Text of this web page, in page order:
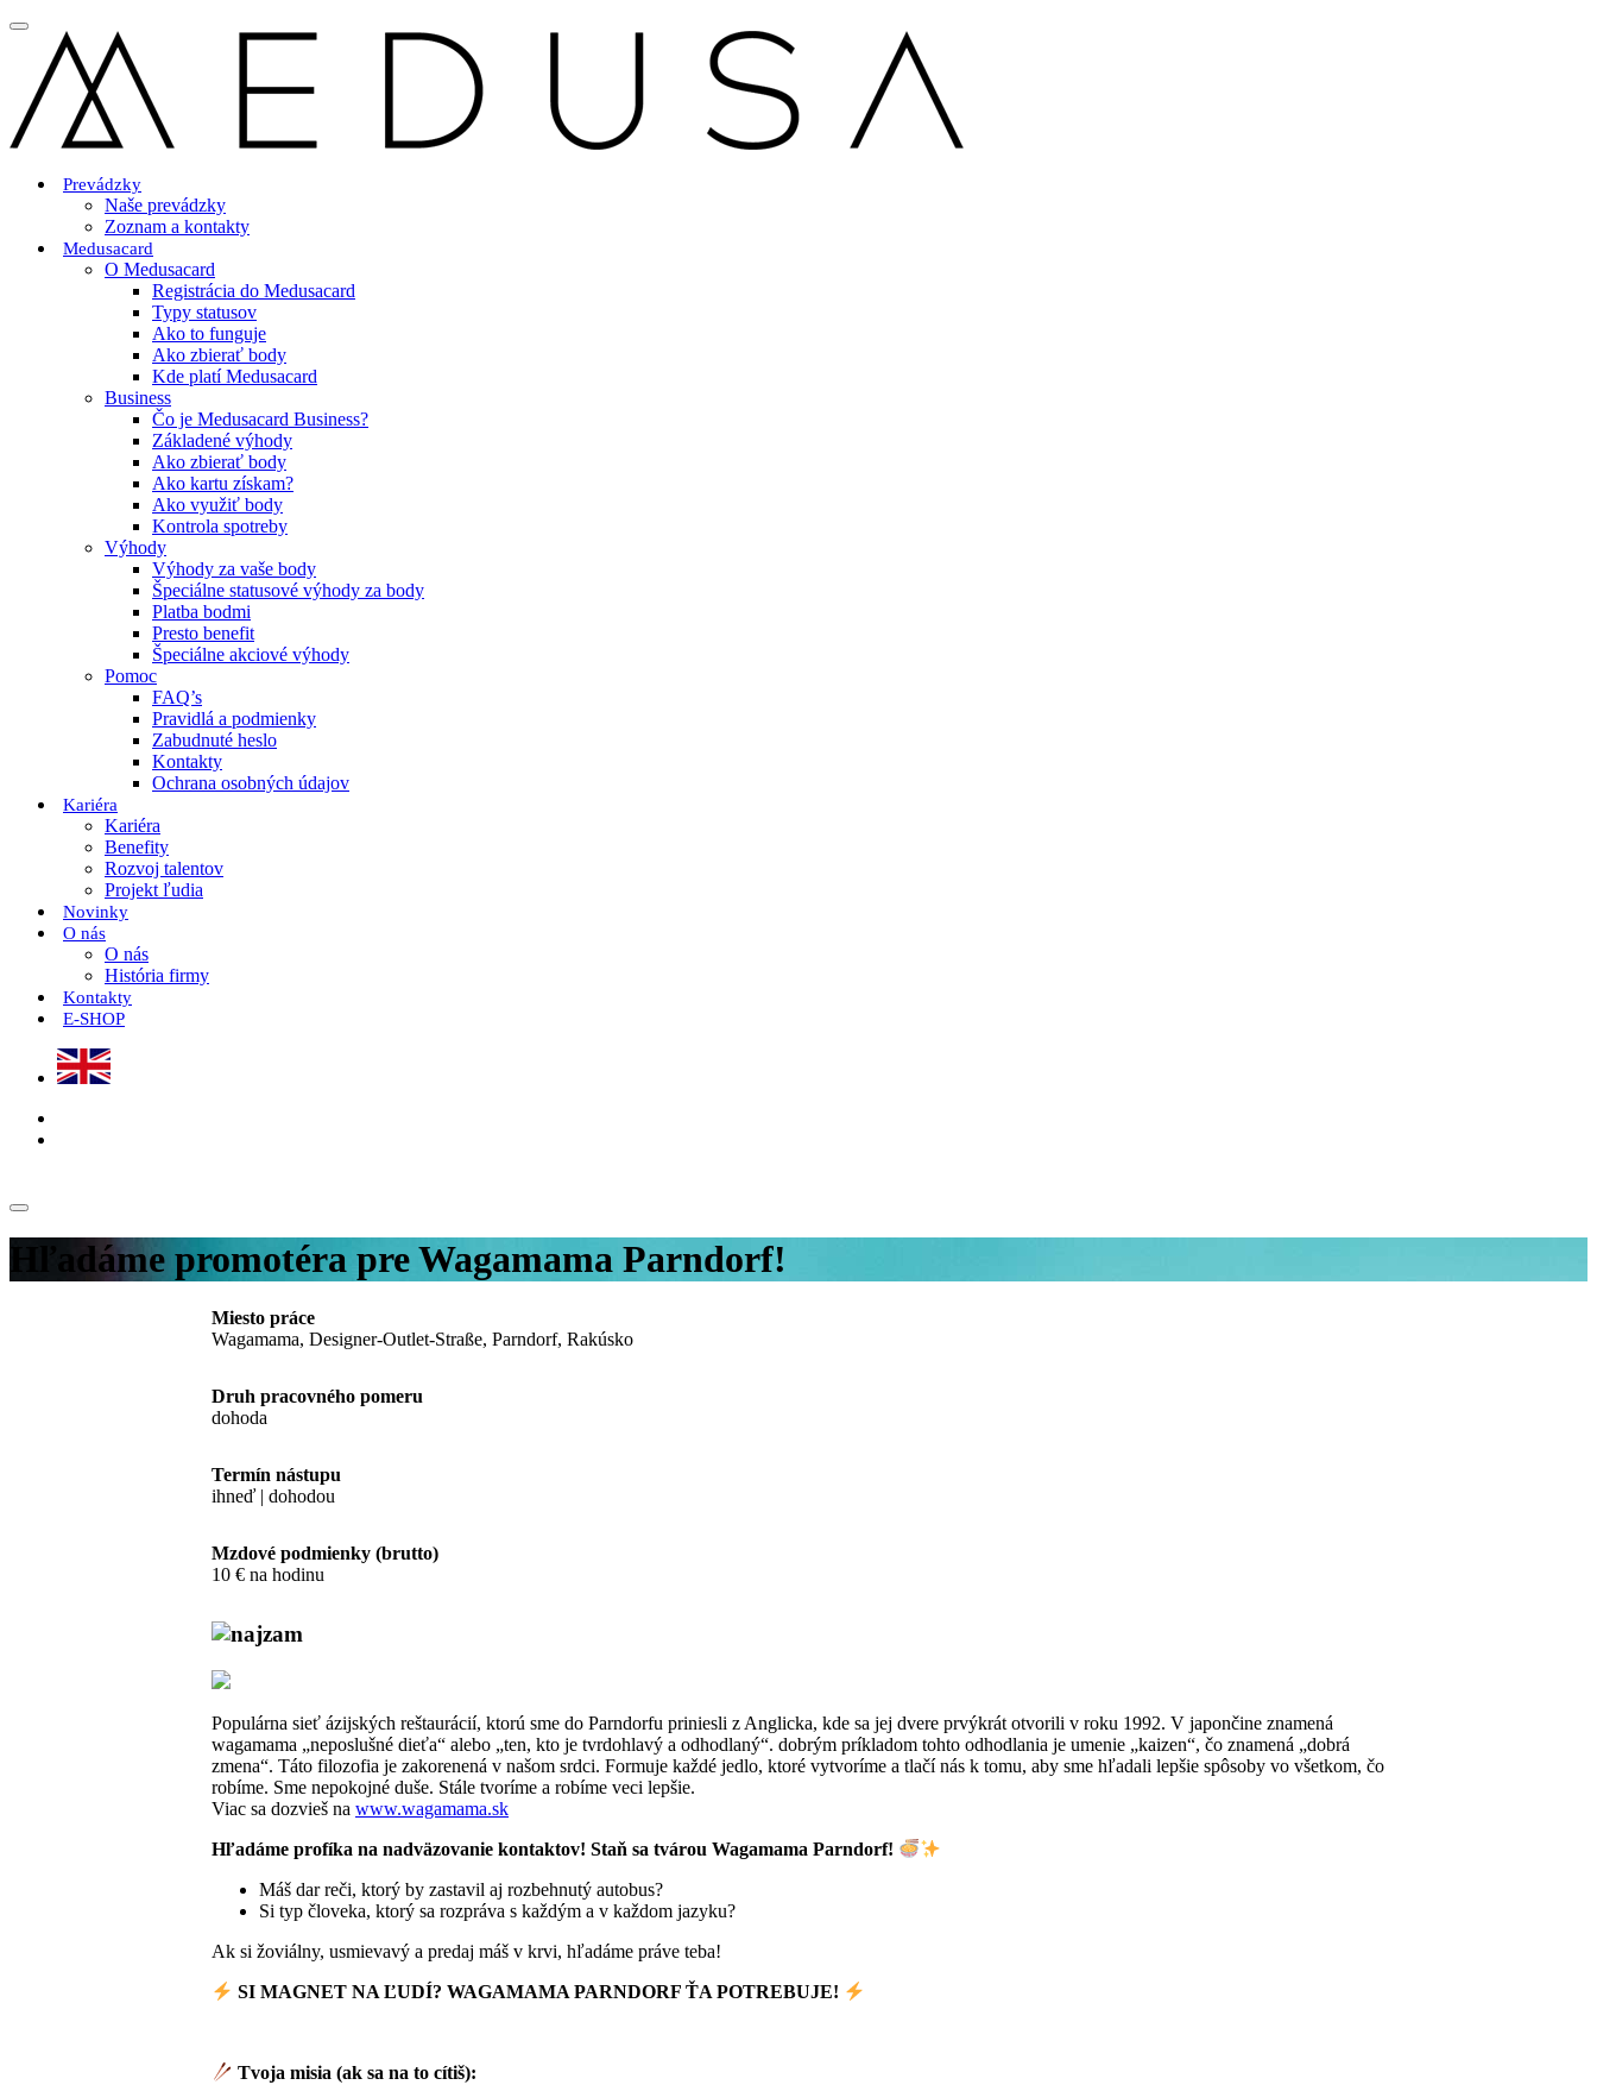
Prevádzky
Naše prevádzky
Zoznam a kontakty
Medusacard
O Medusacard
Registrácia do Medusacard
Typy statusov
Ako to funguje
Ako zbierať body
Kde platí Medusacard
Business
Čo je Medusacard Business?
Základené výhody
Ako zbierať body
Ako kartu získam?
Ako využiť body
Kontrola spotreby
Výhody
Výhody za vaše body
Špeciálne statusové výhody za body
Platba bodmi
Presto benefit
Špeciálne akciové výhody
Pomoc
FAQ’s
Pravidlá a podmienky
Zabudnuté heslo
Kontakty
Ochrana osobných údajov
Kariéra
Kariéra
Benefity
Rozvoj talentov
Projekt ľudia
Novinky
O nás
O nás
História firmy
Kontakty
E-SHOP
Hľadáme promotéra pre Wagamama Parndorf!
Miesto práce
Wagamama, Designer-Outlet-Straße, Parndorf, Rakúsko
Druh pracovného pomeru
dohoda
Termín nástupu
ihneď | dohodou
Mzdové podmienky (brutto)
10 € na hodinu
Populárna sieť ázijských reštaurácií, ktorú sme do Parndorfu priniesli z Anglicka, kde sa jej dvere prvýkrát otvorili v roku 1992. V japončine znamená
wagamama „neposlušné dieťa“ alebo „ten, kto je tvrdohlavý a odhodlaný“. dobrým príkladom tohto odhodlania je umenie „kaizen“, čo znamená „dobrá
zmena“. Táto filozofia je zakorenená v našom srdci. Formuje každé jedlo, ktoré vytvoríme a tlačí nás k tomu, aby sme hľadali lepšie spôsoby vo všetkom, čo
robíme. Sme nepokojné duše. Stále tvoríme a robíme veci lepšie.
Viac sa dozvieš na www.wagamama.sk
Hľadáme profíka na nadväzovanie kontaktov! Staň sa tvárou Wagamama Parndorf!
Máš dar reči, ktorý by zastavil aj rozbehnutý autobus?
Si typ človeka, ktorý sa rozpráva s každým a v každom jazyku?
Ak si žoviálny, usmievavý a predaj máš v krvi, hľadáme práve teba!
SI MAGNET NA ĽUDÍ? WAGAMAMA PARNDORF ŤA POTREBUJE!
Tvoja misia (ak sa na to cítiš):